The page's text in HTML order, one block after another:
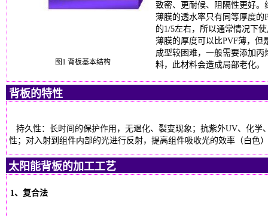
致密、更耐候、阻隔性更好。
薄膜的透水率只有同等厚度的
的1/5左右，所以通常情况下
薄膜的厚度可以比PVF薄，但
成型较困难，一般需要添加丙
料，此材料会造成局部老化。
图 1 背板基本结构
背板的特性
持久性：长时间的保护作用，无退化、裂变现象；抗紫外UV、化
性；对入射到组件内部的光进行反射，提高组件吸收光的效率（白色
太阳能背板的加工工艺
1、复合法